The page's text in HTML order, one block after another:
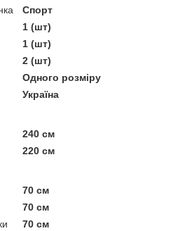
Спорт
1 (шт)
1 (шт)
2 (шт)
Одного розміру
Україна
240 см
220 см
70 см
70 см
70 см